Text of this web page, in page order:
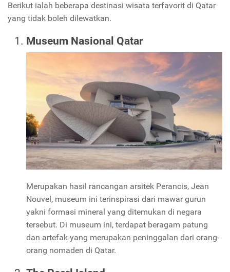
Berikut ialah beberapa destinasi wisata terfavorit di Qatar
yang tidak boleh dilewatkan.
Museum Nasional Qatar
Merupakan hasil rancangan arsitek Perancis, Jean
Nouvel, museum ini terinspirasi dari mawar gurun
yakni formasi mineral yang ditemukan di negara
tersebut. Di museum ini, terdapat beragam patung
dan artefak yang merupakan peninggalan dari orang-
orang nomaden di Qatar.